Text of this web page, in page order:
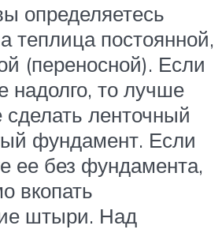
определяетесь
теплица постоянной,
(переносной). Если
надолго, то лучше
сделать ленточный
фундамент. Если
ее без фундамента,
вкопать
штыри. Над